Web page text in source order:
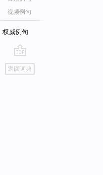
视频例句
权威例句
go
top
返回词典